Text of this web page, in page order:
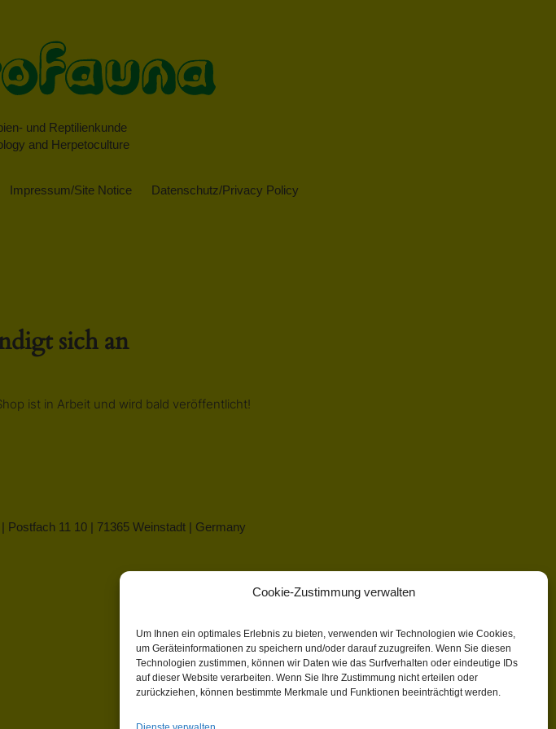
Cookie-Zustimmung verwalten
Um Ihnen ein optimales Erlebnis zu bieten, verwenden wir Technologien wie Cookies,
um Geräteinformationen zu speichern und/oder darauf zuzugreifen. Wenn Sie diesen
Technologien zustimmen, können wir Daten wie das Surfverhalten oder eindeutige IDs
auf dieser Website verarbeiten. Wenn Sie Ihre Zustimmung nicht erteilen oder
zurückziehen, können bestimmte Merkmale und Funktionen beeinträchtigt werden.
und Reptilienkunde
and Herpetoculture
Impressum/Site Notice Datenschutz/Privacy Policy
sich an
ist in Arbeit und wird bald veröffentlicht!
11 10 | 71365 Weinstadt | Germany